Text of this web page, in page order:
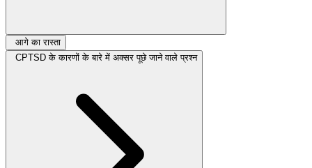
आगे का रास्ता
CPTSD के कारणों के बारे में अक्सर पूछे जाने वाले प्रश्न